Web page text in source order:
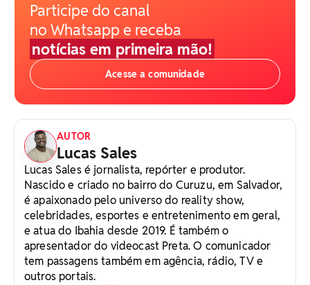
Participe do canal
no Whatsapp e receba
notícias em primeira mão!
Acesse a comunidade
AUTOR
Lucas Sales
Lucas Sales é jornalista, repórter e produtor.
Nascido e criado no bairro do Curuzu, em Salvador,
é apaixonado pelo universo do reality show,
celebridades, esportes e entretenimento em geral,
e atua do Ibahia desde 2019. É também o
apresentador do videocast Preta. O comunicador
tem passagens também em agência, rádio, TV e
outros portais.